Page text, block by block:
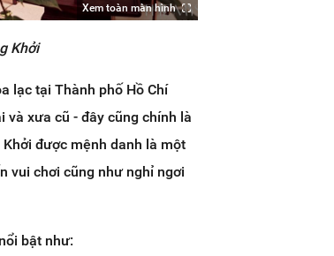
Xem toàn màn hình
Khởi
lạc tại Thành phố Hồ Chí
và xưa cũ - đây cũng chính là
được mệnh danh là một
vui chơi cũng như nghỉ ngơi
bật như: